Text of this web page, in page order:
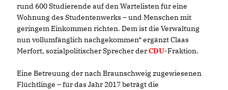
rund 600 Studierende auf den Wartelisten für eine
Wohnung des Studentenwerks – und Menschen mit
geringem Einkommen richten. Dem ist die Verwaltung
nun vollumfänglich nachgekommen“ ergänzt Claas
Merfort, sozialpolitischer Sprecher derCDU-Fraktion.
Eine Betreuung der nach Braunschweig zugewiesenen
Flüchtlinge – für das Jahr 2017 beträgt die